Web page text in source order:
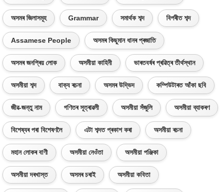
অসমৰ জিলাসমূহ Grammar সমাৰ্থক শব্দ বিপৰীত শব্দ
Assamese People অসমৰ কিছুমান ধানৰ প্ৰজাতি
অসমৰ জনপ্ৰিয় লোক অসমীয়া কাহিনী ভাৰতবৰ্ষৰ প্ৰৱিত্ৰ তীৰ্থস্থান
অসমীয়া শব্দ বাক্য ৰচনা অসমৰ উদ্ভিদ কম্পিউটাৰত আঁকা ছবি
জীৱ-জন্তু নাম গণিতৰ সূত্ৰাৱলী অসমীয়া সঁজুলি অসমীয়া ব্যাকৰণ
বিশেষ্যৰ পৰা বিশেষণলৈ এটা শব্দত প্ৰকাশ কৰা অসমীয়া ৰচনা
মহান লোকৰ বাণী অসমীয়া নেওঁতা অসমীয়া পঞ্জিকা
অসমীয়া দৰখাস্ত অসমৰ চৰাই অসমীয়া কবিতা